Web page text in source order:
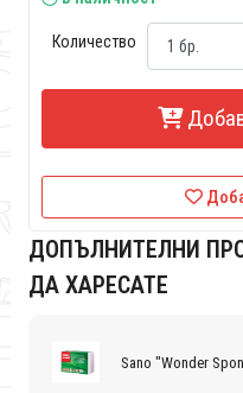
Количество
ДОПЪЛНИТЕЛНИ
ДА ХАРЕСАТЕ